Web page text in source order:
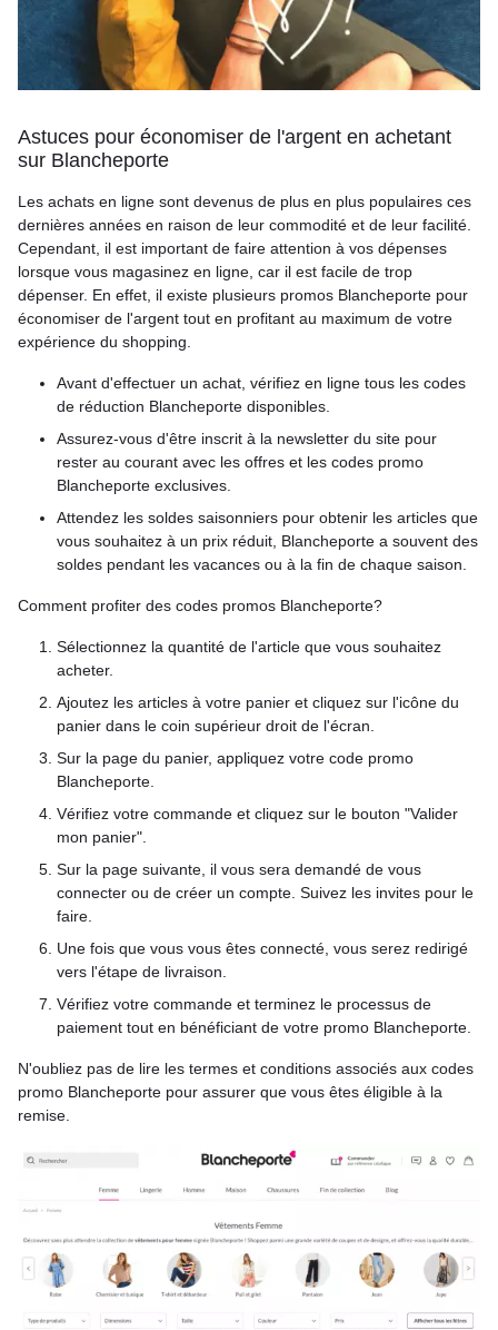
Astuces pour économiser de l'argent en achetant
sur Blancheporte
Les achats en ligne sont devenus de plus en plus populaires ces
dernières années en raison de leur commodité et de leur facilité.
Cependant, il est important de faire attention à vos dépenses
lorsque vous magasinez en ligne, car il est facile de trop
dépenser. En effet, il existe plusieurs promos Blancheporte pour
économiser de l'argent tout en profitant au maximum de votre
expérience du shopping.
Avant d'effectuer un achat, vérifiez en ligne tous les codes
de réduction Blancheporte disponibles.
Assurez-vous d'être inscrit à la newsletter du site pour
rester au courant avec les offres et les codes promo
Blancheporte exclusives.
Attendez les soldes saisonniers pour obtenir les articles que
vous souhaitez à un prix réduit, Blancheporte a souvent des
soldes pendant les vacances ou à la fin de chaque saison.
Comment profiter des codes promos Blancheporte?
Sélectionnez la quantité de l'article que vous souhaitez
acheter.
Ajoutez les articles à votre panier et cliquez sur l'icône du
panier dans le coin supérieur droit de l'écran.
Sur la page du panier, appliquez votre code promo
Blancheporte.
Vérifiez votre commande et cliquez sur le bouton "Valider
mon panier".
Sur la page suivante, il vous sera demandé de vous
connecter ou de créer un compte. Suivez les invites pour le
faire.
Une fois que vous vous êtes connecté, vous serez redirigé
vers l'étape de livraison.
Vérifiez votre commande et terminez le processus de
paiement tout en bénéficiant de votre promo Blancheporte.
N'oubliez pas de lire les termes et conditions associés aux codes
promo Blancheporte pour assurer que vous êtes éligible à la
remise.